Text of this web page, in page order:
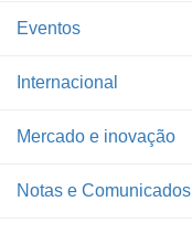
Eventos
Internacional
Mercado e inovação
Notas e Comunicados